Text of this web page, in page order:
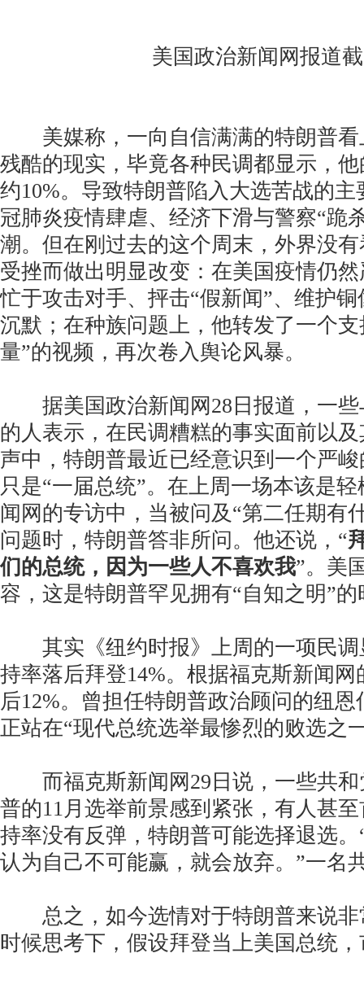
美国政治新闻网报道
美媒称，一向自信满满的特朗普看
残酷的现实，毕竟各种民调都显示，
约10%。导致特朗普陷入大选苦战的
冠肺炎疫情肆虐、经济下滑与警察“跪
潮。但在刚过去的这个周末，外界没
受挫而做出明显改变：在美国疫情仍
忙于攻击对手、抨击“假新闻”、维护
沉默；在种族问题上，他转发了一个
量”的视频，再次卷入舆论风暴。
据美国政治新闻网28日报道，一些
的人表示，在民调糟糕的事实面前以
声中，特朗普最近已经意识到一个严
只是“一届总统”。在上周一场本该是
闻网的专访中，当被问及“第二任期有
问题时，特朗普答非所问。他还说，“
们的总统，因为一些人不喜欢我”。美
容，这是特朗普罕见拥有“自知之明”的
其实《纽约时报》上周的一项民调
持率落后拜登14%。根据福克斯新闻
后12%。曾担任特朗普政治顾问的纽
正站在“现代总统选举最惨烈的败选之
而福克斯新闻网29日说，一些共和
普的11月选举前景感到紧张，有人甚
持率没有反弹，特朗普可能选择退选
认为自己不可能赢，就会放弃。”一名
总之，如今选情对于特朗普来说非
时候思考下，假设拜登当上美国总统